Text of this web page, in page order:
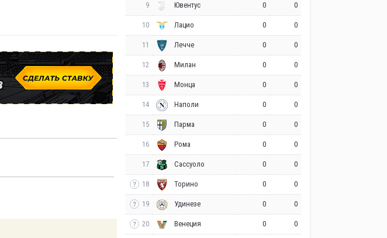
9 Ювентус 0 0
10 Лацио 0 0
11 Лечче 0 0
12 Милан 0 0
13 Монца 0 0
14 Наполи 0 0
15 Парма 0 0
16 Рома 0 0
17 Сассуоло 0 0
18 Торино 0 0
19 Удинезе 0 0
20 Венеция 0 0